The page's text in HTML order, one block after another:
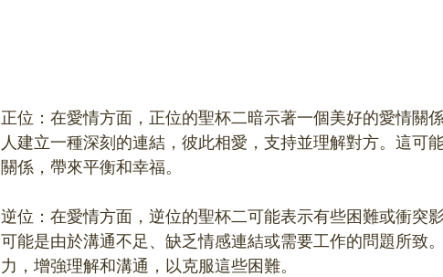
正位：在愛情方面，正位的聖杯二暗示著一個美好的愛情關
人建立一種深刻的連結，彼此相愛，支持並理解對方。這可
關係，帶來平衡和幸福。
逆位：在愛情方面，逆位的聖杯二可能表示有些困難或衝突
可能是由於溝通不足、缺乏情感連結或需要工作的問題所致
力，增強理解和溝通，以克服這些困難。